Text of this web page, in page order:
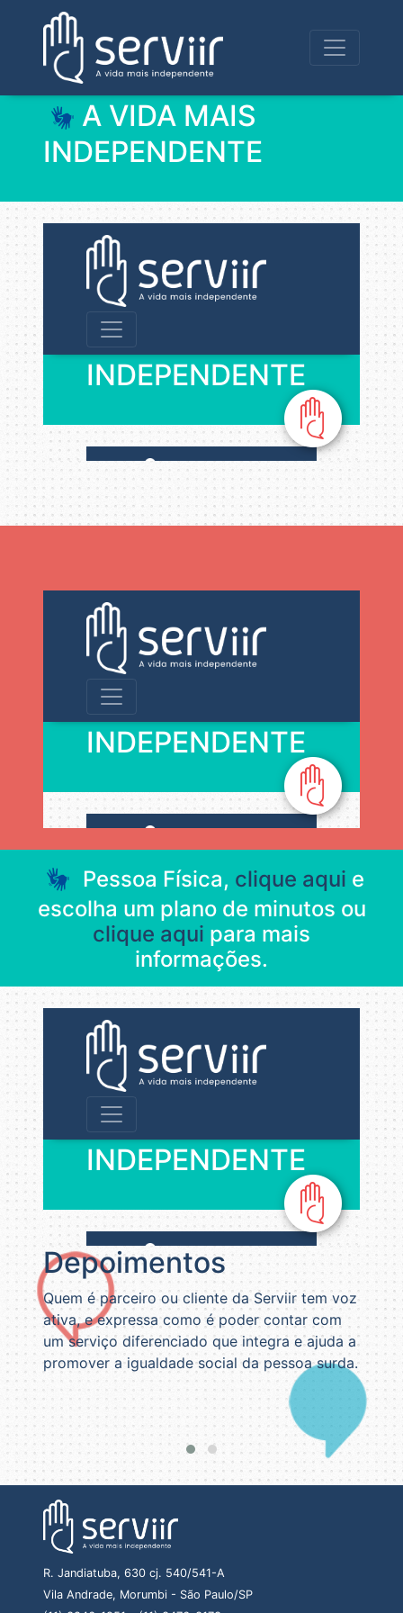
A VIDA MAIS
INDEPENDENTE
Pessoa Física, clique aqui e
escolha um plano de minutos ou
clique aqui para mais
informações.
Depoimentos
Quem é parceiro ou cliente da Serviir tem voz
ativa, e expressa como é poder contar com
um serviço diferenciado que integra e ajuda a
promover a igualdade social da pessoa surda.
R. Jandiatuba, 630 cj. 540/541-A
Vila Andrade, Morumbi - São Paulo/SP